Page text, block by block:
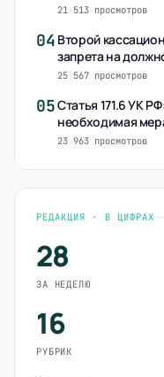
21 513 просмотров
04 Второй
запрета на
25 567 просмотров
05Статья 171.6 УК
необходимая
23 963 просмотров
РЕДАКЦИЯ · В ЦИФРАХ
28
ЗА НЕДЕЛЮ
16
РУБРИК